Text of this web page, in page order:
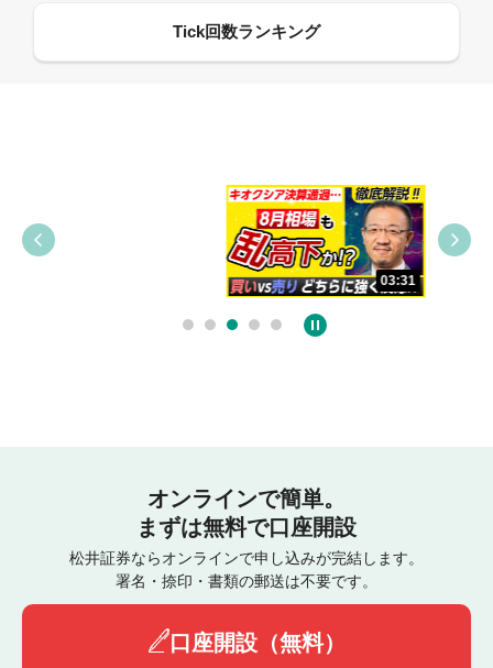
03:31
オンラインで簡単。
まずは無料で口座開設
松井証券ならオンラインで申し込みが完結します。
署名・捺印・書類の郵送は不要です。
口座開設（無料）